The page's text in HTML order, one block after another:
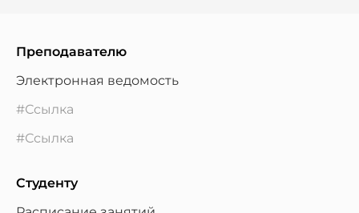
Преподавателю
Электронная ведомость
#Ссылка
#Ссылка
Студенту